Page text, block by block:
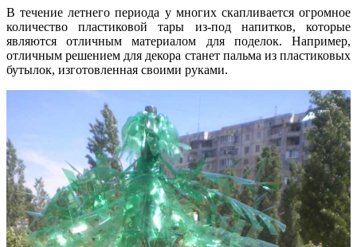
В течение летнего периода у многих скапливается огромное
количество пластиковой тары из-под напитков, которые
являются отличным материалом для поделок. Например,
отличным решением для декора станет пальма из пластиковых
бутылок, изготовленная своими руками.